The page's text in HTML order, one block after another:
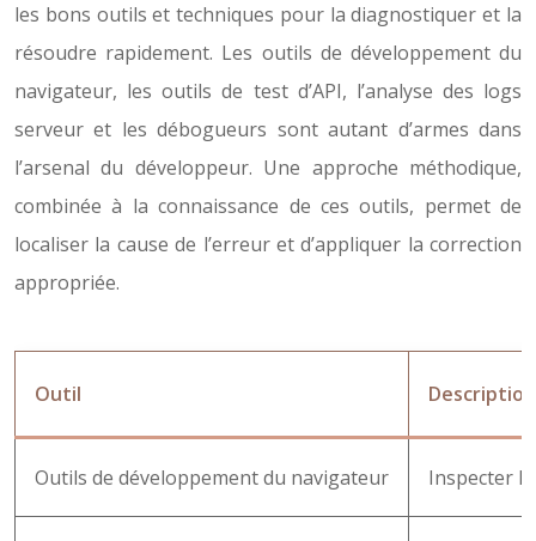
les bons outils et techniques pour la diagnostiquer et la
résoudre rapidement. Les outils de développement du
navigateur, les outils de test d’API, l’analyse des logs
serveur et les débogueurs sont autant d’armes dans
l’arsenal du développeur. Une approche méthodique,
combinée à la connaissance de ces outils, permet de
localiser la cause de l’erreur et d’appliquer la correction
appropriée.
Outil Description
Outils de développement du navigateur Inspecter